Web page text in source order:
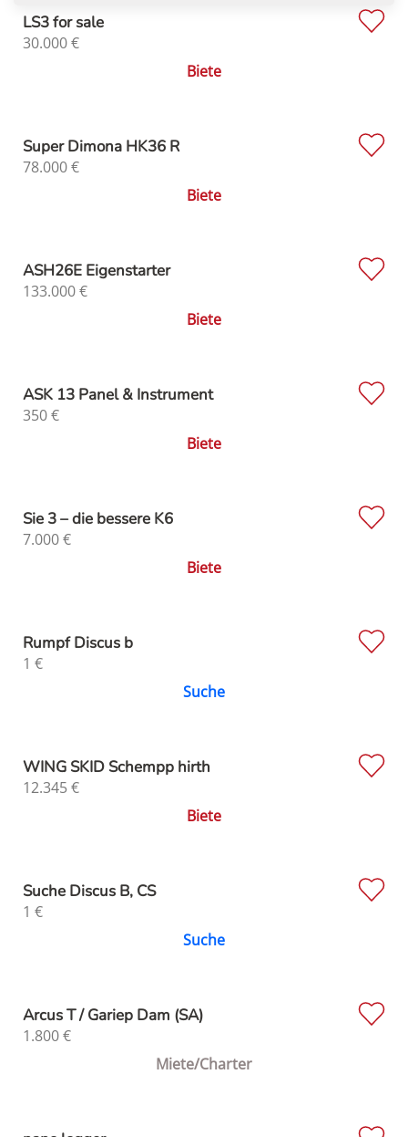
LS3 for sale
30.000€
Biete
Super Dimona HK36 R
78.000€
Biete
ASH26E Eigenstarter
133.000€
Biete
ASK 13 Panel & Instrument
350€
Biete
Sie 3 – die bessere K6
7.000€
Biete
Rumpf Discus b
1 €
Suche
WING SKID Schempp hirth
12.345€
Biete
Suche Discus B, CS
1 €
Suche
Arcus T / Gariep Dam (SA)
1.800€
Miete/Charter